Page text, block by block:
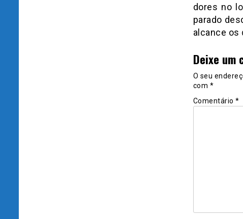
dores no
parado
alcance os
Deixe um
O seu
com *
Comentário *